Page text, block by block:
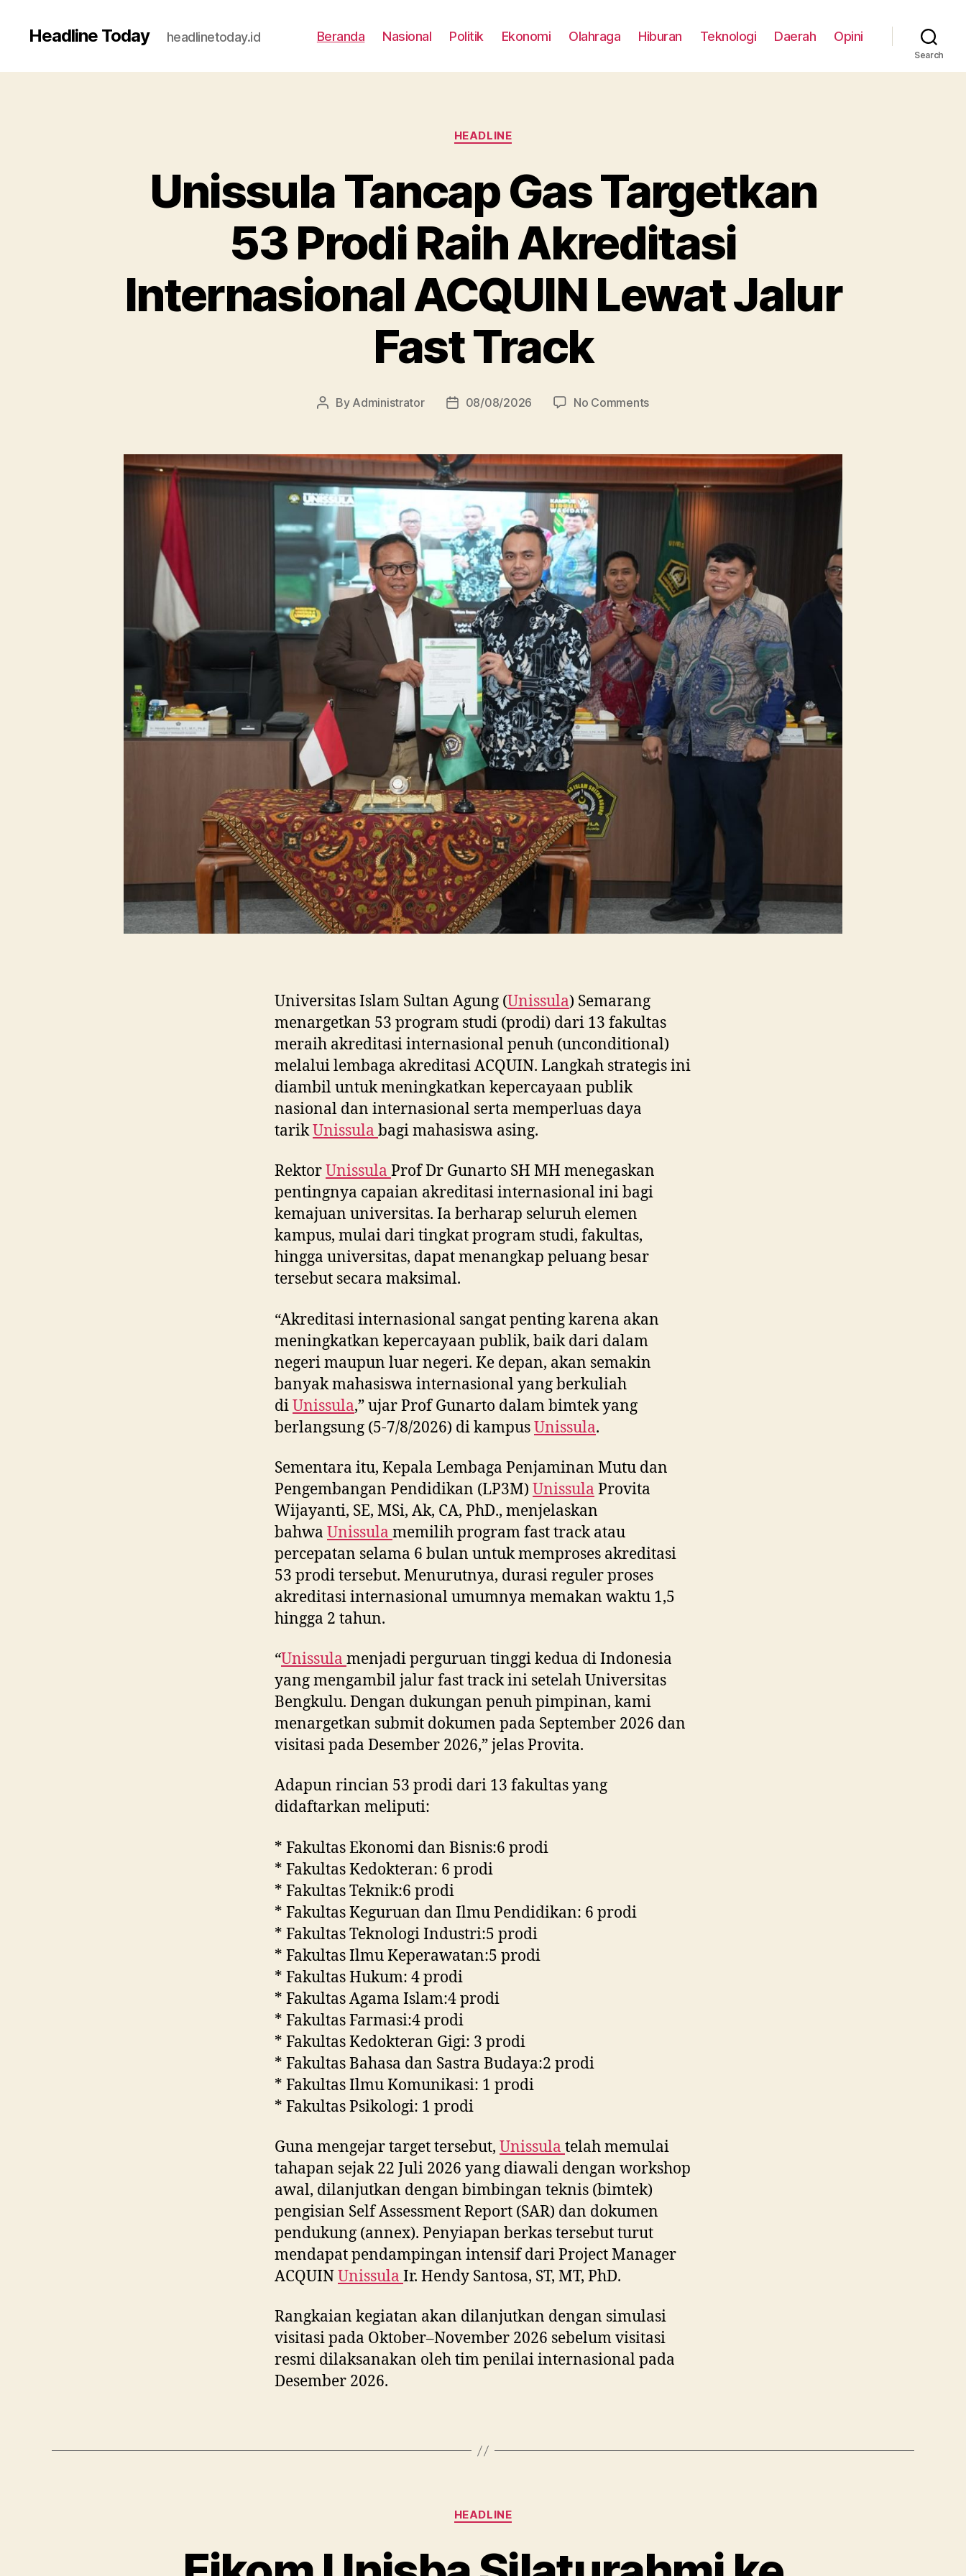
Headline Today headlinetoday.id Beranda Nasional Politik Ekonomi Olahraga Hiburan Teknologi Daerah Opini
Search
Categories
HEADLINE
Unissula Tancap Gas Targetkan
53 Prodi Raih Akreditasi
Internasional ACQUIN Lewat Jalur
Fast Track
Post
By Administrator
Post08/08/2026 No Commentson
Gas
Targetkan
53
Raih
Akreditasi
Internasional
ACQUIN
Lewat
Jalur
Fast
Track
Universitas Islam Sultan Agung (Unissula) Semarang
menargetkan 53 program studi (prodi) dari 13 fakultas
meraih akreditasi internasional penuh (unconditional)
melalui lembaga akreditasi ACQUIN. Langkah strategis ini
diambil untuk meningkatkan kepercayaan publik
nasional dan internasional serta memperluas daya
tarikUnissula bagi mahasiswa asing.
RektorUnissula Prof Dr Gunarto SH MH menegaskan
pentingnya capaian akreditasi internasional ini bagi
kemajuan universitas. Ia berharap seluruh elemen
kampus, mulai dari tingkat program studi, fakultas,
hingga universitas, dapat menangkap peluang besar
tersebut secara maksimal.
“Akreditasi internasional sangat penting karena akan
meningkatkan kepercayaan publik, baik dari dalam
negeri maupun luar negeri. Ke depan, akan semakin
banyak mahasiswa internasional yang berkuliah
diUnissula,” ujar Prof Gunarto dalam bimtek yang
berlangsung (5-7/8/2026) di kampusUnissula.
Sementara itu, Kepala Lembaga Penjaminan Mutu dan
Pengembangan Pendidikan (LP3M) Unissula Provita
Wijayanti, SE, MSi, Ak, CA, PhD., menjelaskan
bahwa Unissula memilih program fast track atau
percepatan selama 6 bulan untuk memproses akreditasi
53 prodi tersebut. Menurutnya, durasi reguler proses
akreditasi internasional umumnya memakan waktu 1,5
hingga 2 tahun.
“Unissula menjadi perguruan tinggi kedua di Indonesia
yang mengambil jalur fast track ini setelah Universitas
Bengkulu. Dengan dukungan penuh pimpinan, kami
menargetkan submit dokumen pada September 2026 dan
visitasi pada Desember 2026,” jelas Provita.
Adapun rincian 53 prodi dari 13 fakultas yang
didaftarkan meliputi:
* Fakultas Ekonomi dan Bisnis:6 prodi
* Fakultas Kedokteran: 6 prodi
* Fakultas Teknik:6 prodi
* Fakultas Keguruan dan Ilmu Pendidikan: 6 prodi
* Fakultas Teknologi Industri:5 prodi
* Fakultas Ilmu Keperawatan:5 prodi
* Fakultas Hukum: 4 prodi
* Fakultas Agama Islam:4 prodi
* Fakultas Farmasi:4 prodi
* Fakultas Kedokteran Gigi: 3 prodi
* Fakultas Bahasa dan Sastra Budaya:2 prodi
* Fakultas Ilmu Komunikasi: 1 prodi
* Fakultas Psikologi: 1 prodi
Guna mengejar target tersebut, Unissula telah memulai
tahapan sejak 22 Juli 2026 yang diawali dengan workshop
awal, dilanjutkan dengan bimbingan teknis (bimtek)
pengisian Self Assessment Report (SAR) dan dokumen
pendukung (annex). Penyiapan berkas tersebut turut
mendapat pendampingan intensif dari Project Manager
ACQUINUnissula Ir. Hendy Santosa, ST, MT, PhD.
Rangkaian kegiatan akan dilanjutkan dengan simulasi
visitasi pada Oktober–November 2026 sebelum visitasi
resmi dilaksanakan oleh tim penilai internasional pada
Desember 2026.
Categories
HEADLINE